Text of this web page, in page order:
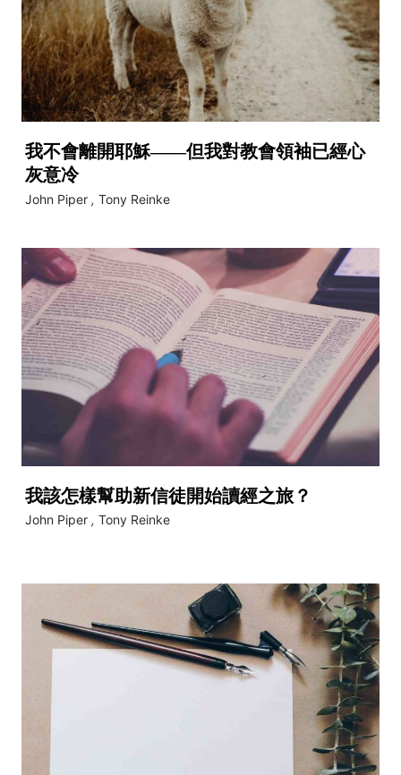
我不會離開耶穌——但我對教會領袖已經心
灰意冷
John Piper , Tony Reinke
我該怎樣幫助新信徒開始讀經之旅？
John Piper , Tony Reinke